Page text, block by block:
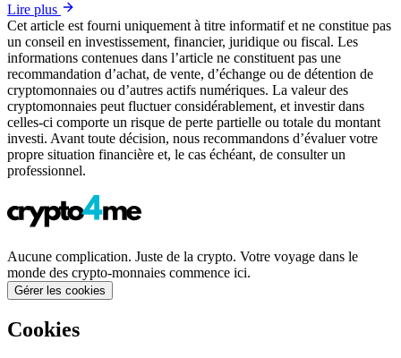
Lire plus
Cet article est fourni uniquement à titre informatif et ne constitue pas
un conseil en investissement, financier, juridique ou fiscal. Les
informations contenues dans l’article ne constituent pas une
recommandation d’achat, de vente, d’échange ou de détention de
cryptomonnaies ou d’autres actifs numériques. La valeur des
cryptomonnaies peut fluctuer considérablement, et investir dans
celles-ci comporte un risque de perte partielle ou totale du montant
investi. Avant toute décision, nous recommandons d’évaluer votre
propre situation financière et, le cas échéant, de consulter un
professionnel.
Aucune complication. Juste de la crypto. Votre voyage dans le
monde des crypto-monnaies commence ici.
Gérer les cookies
Cookies